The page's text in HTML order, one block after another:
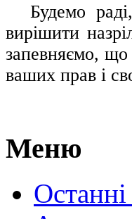
Будемо
вирішити
запевняємо, що
ваших прав і
Меню